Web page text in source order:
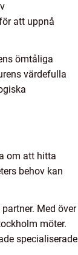
att uppnå
ömtåliga
värdefulla
om att hitta
behov kan
Med över
möter.
specialiserade